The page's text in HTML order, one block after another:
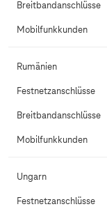
Breitbandanschlüsse
Mobilfunkkunden
Rumänien
Festnetzanschlüsse
Breitbandanschlüsse
Mobilfunkkunden
Ungarn
Festnetzanschlüsse